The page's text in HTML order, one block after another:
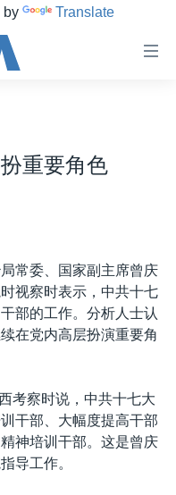
by Translate
重要角色
常委、国家副主席曾庆
视察时表示，中共十七
部的工作。分析人士认
在党内高层扮演重要角
考察时说，中共十七大
干部、大幅度提高干部
神培训干部。这是曾庆
导工作。